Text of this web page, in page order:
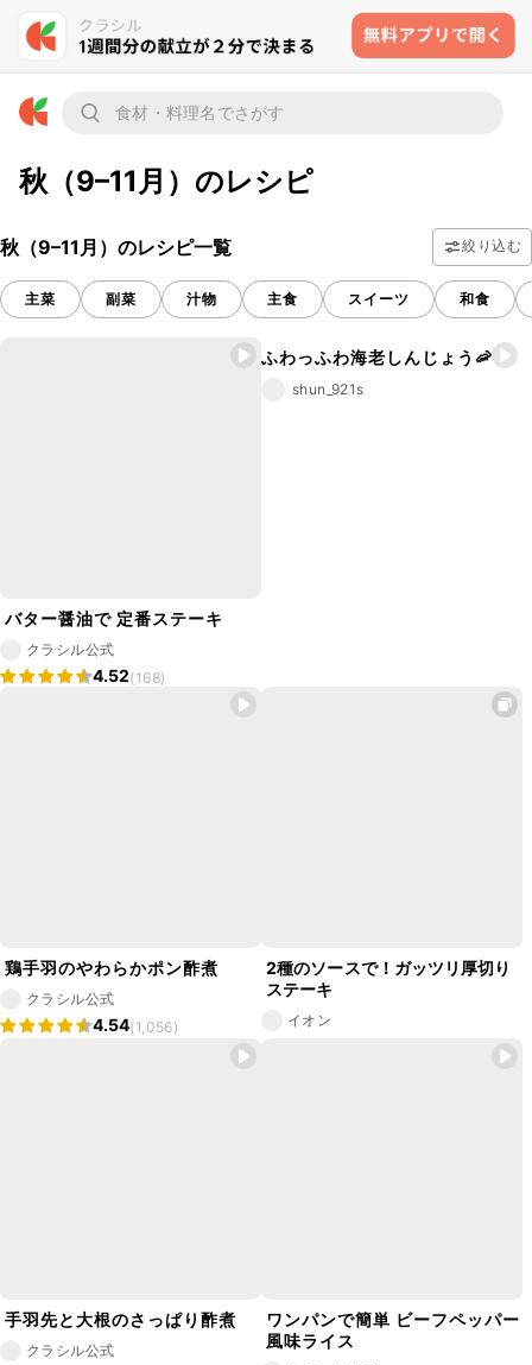
秋（9–11月）のレシピ
秋（9–11月）のレシピ一覧 絞り込む
主菜 副菜 汁物 主食 スイーツ 和食
バター醤油で 定番ステーキ
クラシル公式
4.52(168)
ふわっふわ海老しんじょう🦐
shun_921s
鶏手羽のやわらかポン酢煮
クラシル公式
4.54(1,056)
2種のソースで！ガッツリ厚切り
ステーキ
イオン
手羽先と大根のさっぱり酢煮
クラシル公式
ワンパンで簡単 ビーフペッパー
風味ライス